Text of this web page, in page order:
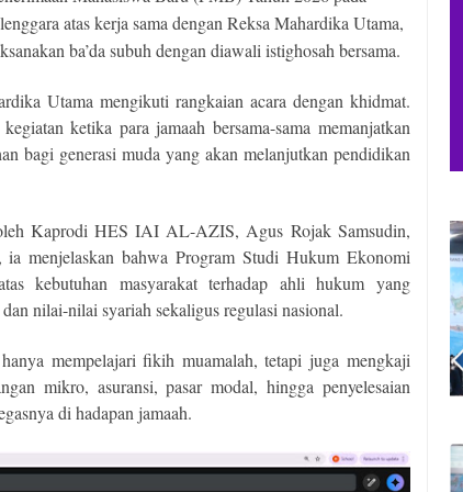
atas kerja sama dengan Reksa Mahardika Utama,
ba’da subuh dengan diawali istighosah bersama.
Utama mengikuti rangkaian acara dengan khidmat.
ketika para jamaah bersama-sama memanjatkan
bagi generasi muda yang akan melanjutkan pendidikan
Kaprodi HES IAI AL-AZIS, Agus Rojak Samsudin,
menjelaskan bahwa Program Studi Hukum Ekonomi
kebutuhan masyarakat terhadap ahli hukum yang
nilai-nilai syariah sekaligus regulasi nasional.
mempelajari fikih muamalah, tetapi juga mengkaji
mikro, asuransi, pasar modal, hingga penyelesaian
di hadapan jamaah.